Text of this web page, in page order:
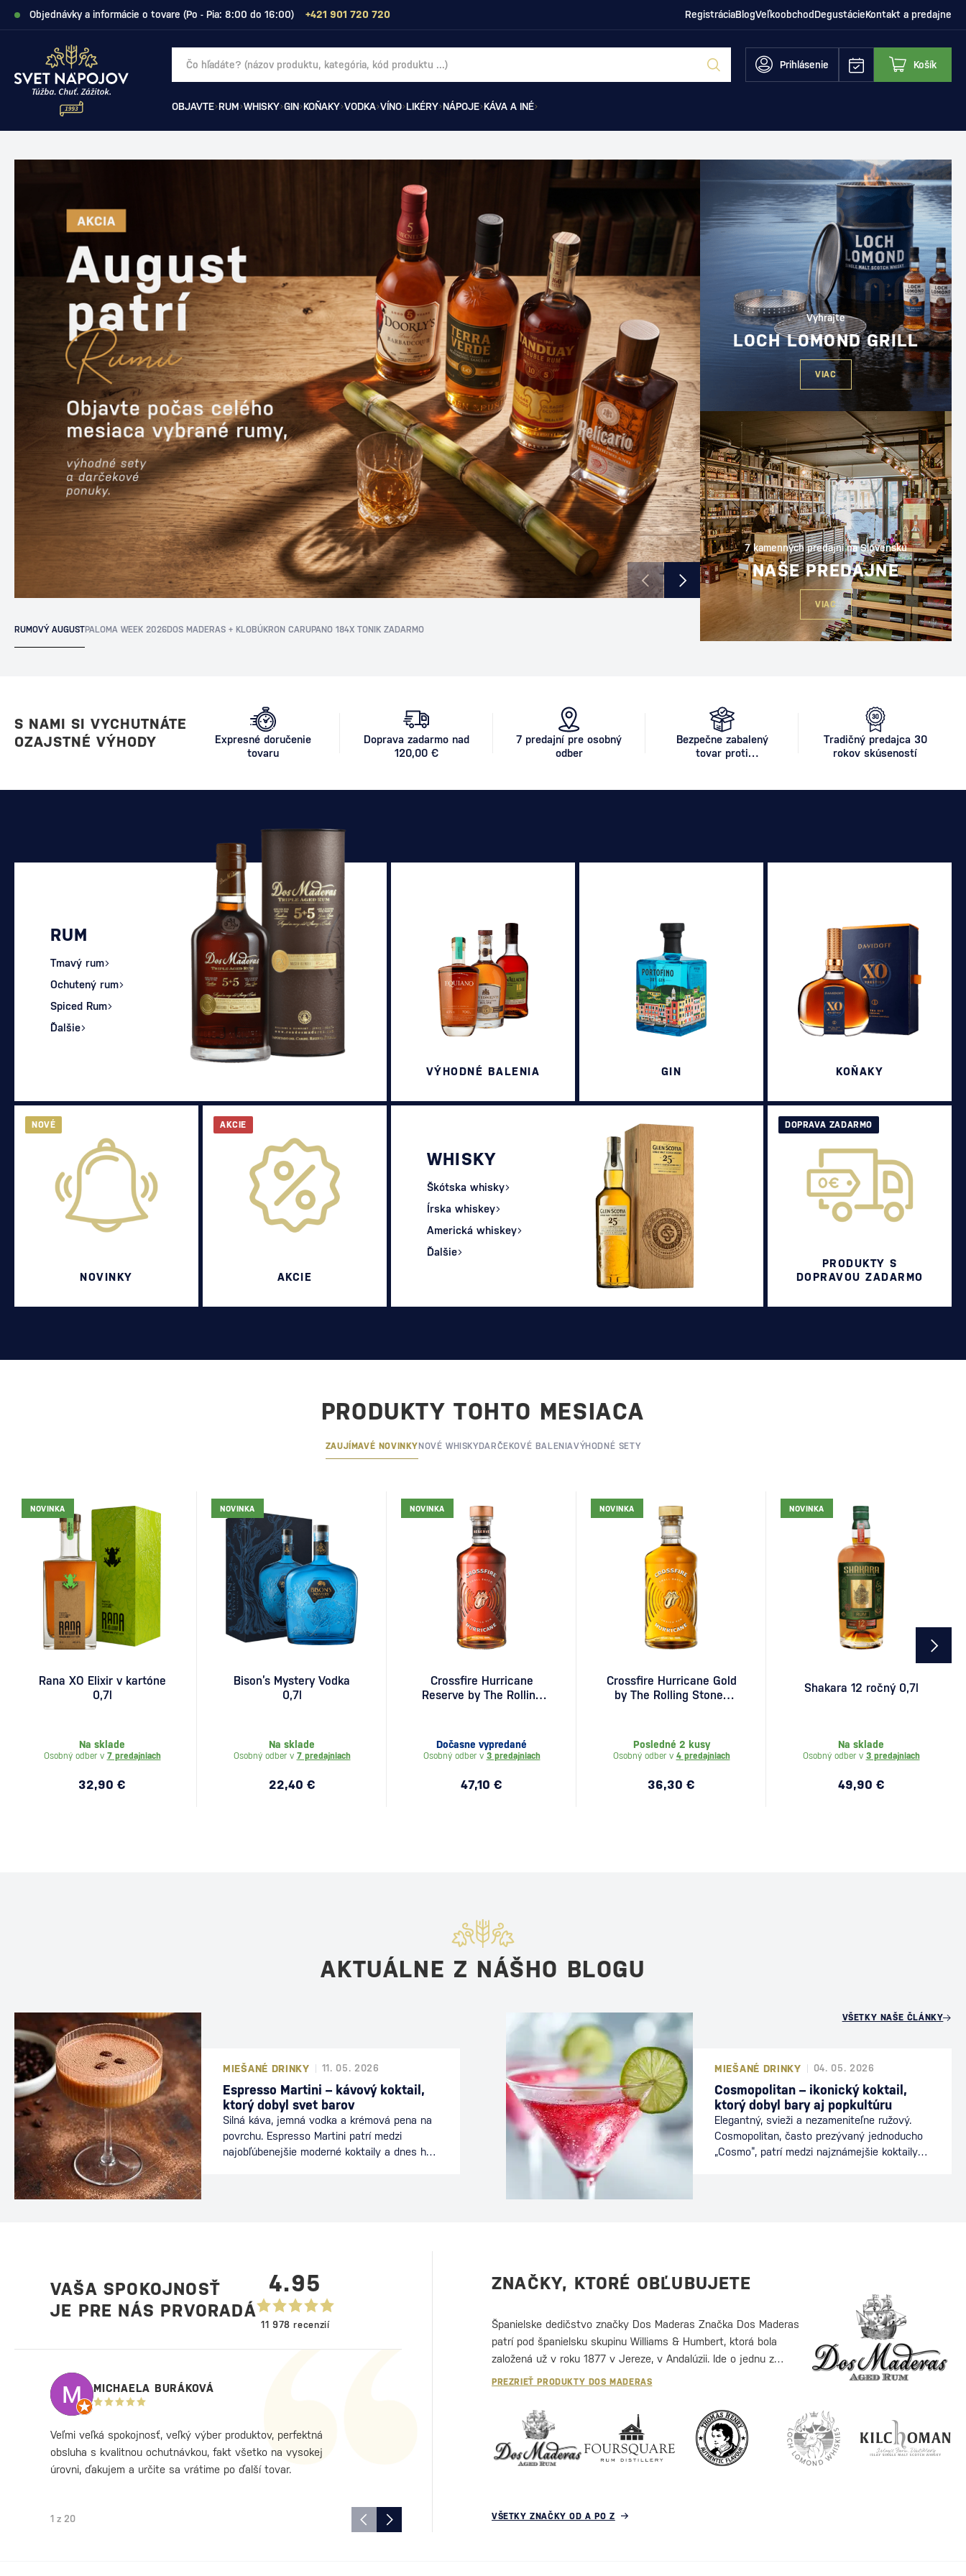
Objednávky a informácie o tovare (Po - Pia: 8:00 do 16:00) +421 901 720 720 RegistráciaBlogVeľkoobchodDegustácieKontakt a predajne
Prihlásenie Košík
OBJAVTE RUM WHISKY GIN KOŇAKY VODKA VÍNO LIKÉRY NÁPOJE KÁVA A INÉ
RUMOVÝ AUGUSTPALOMA WEEK 2026DOS MADERAS + KLOBÚKRON CARUPANO 184X TONIK ZADARMO
Vyhrajte
LOCH LOMOND GRILL
VIAC
7 kamenných predajní na Slovensku
NAŠE PREDAJNE
VIAC
S NAMI SI VYCHUTNÁTE
OZAJSTNÉ VÝHODY
Expresné doručenie
tovaru
Doprava zadarmo nad
120,00 €
7 predajní pre osobný
odber
Bezpečne zabalený
tovar proti
Tradičný predajca 30
rokov skúseností
RUM
Tmavý rum
Ochutený rum
Spiced Rum
Ďalšie
VÝHODNÉ BALENIA GIN KOŇAKY
NOVÉ
NOVINKY
AKCIE
AKCIE
WHISKY
Škótska whisky
Írska whiskey
Americká whiskey
Ďalšie
DOPRAVA ZADARMO
PRODUKTY S
DOPRAVOU ZADARMO
PRODUKTY TOHTO MESIACA
ZAUJÍMAVÉ NOVINKY NOVÉ WHISKYDARČEKOVÉ BALENIAVÝHODNÉ SETY
NOVINKA
Rana XO Elixir v kartóne
0,7l
Na sklade
Osobný odber v 7 predajniach
32,90 €
NOVINKA
Bison’s Mystery Vodka
0,7l
Na sklade
Osobný odber v 7 predajniach
22,40 €
NOVINKA
Crossfire Hurricane
Reserve by The Rolling
Dočasne vypredané
Osobný odber v 3 predajniach
47,10 €
NOVINKA
Crossfire Hurricane Gold
by The Rolling Stones
Posledné 2 kusy
Osobný odber v 4 predajniach
36,30 €
NOVINKA
Shakara 12 ročný 0,7l
Na sklade
Osobný odber v 3 predajniach
49,90 €
AKTUÁLNE Z NÁŠHO BLOGU
MIEŠANÉ DRINKY 11. 05. 2026
Espresso Martini – kávový koktail,
ktorý dobyl svet barov
Silná káva, jemná vodka a krémová pena na
povrchu. Espresso Martini patrí medzi
najobľúbenejšie moderné koktaily a dnes ho
MIEŠANÉ DRINKY 04. 05. 2026
Cosmopolitan – ikonický koktail,
ktorý dobyl bary aj popkultúru
Elegantný, svieži a nezameniteľne ružový.
Cosmopolitan, často prezývaný jednoducho
„Cosmo“, patrí medzi najznámejšie koktaily
VŠETKY NAŠE ČLÁNKY
VAŠA SPOKOJNOSŤ
JE PRE NÁS PRVORADÁ
4.95
11 978 recenzií
MICHAELA BURÁKOVÁ
Veľmi veľká spokojnosť, veľký výber produktov, perfektná
obsluha s kvalitnou ochutnávkou, fakt všetko na vysokej
úrovni, ďakujem a určite sa vrátime po ďalší tovar.
ERIKA HÁJIKOVÁ
Široký výber, krásne priestory, veľmi príjemný personál,
rýchle vybavenie. Výhodou je možnosť rezervácie tovaru
Určite odporúčam, veľký výber, skvelý
volala kvôli faktúre či sme obdržali, no, nie
1 z 20
ZNAČKY, KTORÉ OBĽUBUJETE
Španielske dedičstvo značky Dos Maderas Značka Dos Maderas
patrí pod španielsku skupinu Williams & Humbert, ktorá bola
založená už v roku 1877 v Jereze, v Andalúzii. Ide o jednu z
najväčších a najtradičnejších vinárskych a liehovarníckych…
PREZRIEŤ PRODUKTY DOS MADERAS
VŠETKY ZNAČKY OD A PO Z